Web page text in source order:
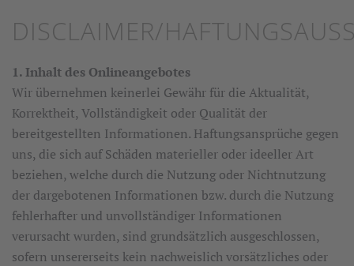
DISCLAIMER/
1. Inhalt des Onlineangebotes
Wir übernehmen keinerlei Gewähr für die Aktualität,
Korrektheit, Vollständigkeit oder Qualität der
bereitgestellten Informationen. Haftungsansprüche gegen
uns, die sich auf Schäden materieller oder ideeller Art
beziehen, welche durch die Nutzung oder Nichtnutzung
der dargebotenen Informationen bzw. durch die Nutzung
fehlerhafter und unvollständiger Informationen
verursacht wurden, sind grundsätzlich ausgeschlossen,
sofern unsererseits kein nachweislich vorsätzliches oder